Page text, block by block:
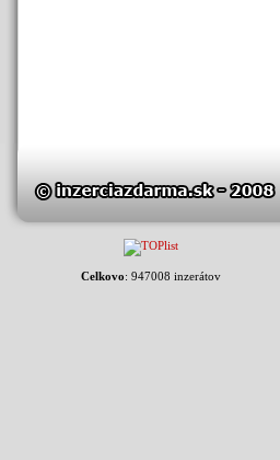
Celkovo: 947008 inzerátov